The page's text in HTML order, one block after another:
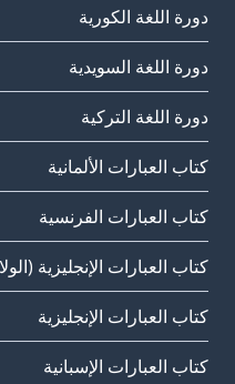
دورة اللغة الكورية
دورة اللغة السويدية
دورة اللغة التركية
كتاب العبارات الألمانية
كتاب العبارات الفرنسية
كتاب العبارات الإنجليزية
كتاب العبارات الإنجليزية
كتاب العبارات الإسبانية